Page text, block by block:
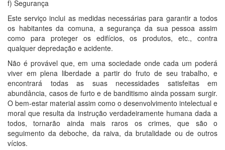
f) Segurança
Este serviço inclui as medidas necessárias para garantir a todos
os habitantes da comuna, a segurança da sua pessoa assim
como para proteger os edifícios, os produtos, etc., contra
qualquer depredação e acidente.
Não é provável que, em uma sociedade onde cada um poderá
viver em plena liberdade a partir do fruto de seu trabalho, e
encontrará todas as suas necessidades satisfeitas em
abundância, casos de furto e de banditismo ainda possam surgir.
O bem-estar material assim como o desenvolvimento intelectual e
moral que resulta da instrução verdadeiramente humana dada a
todos, tornarão ainda mais raros os crimes, que são o
seguimento da deboche, da raiva, da brutalidade ou de outros
vícios.